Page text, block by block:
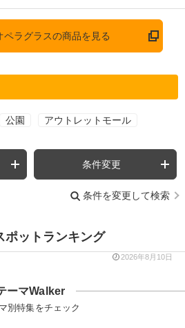
ペラグラスの商品を見る
公園 アウトレットモール
条件変更
条件を変更して検索
ポットランキング
2026年8月10日
ーマWalker
別特集をチェック